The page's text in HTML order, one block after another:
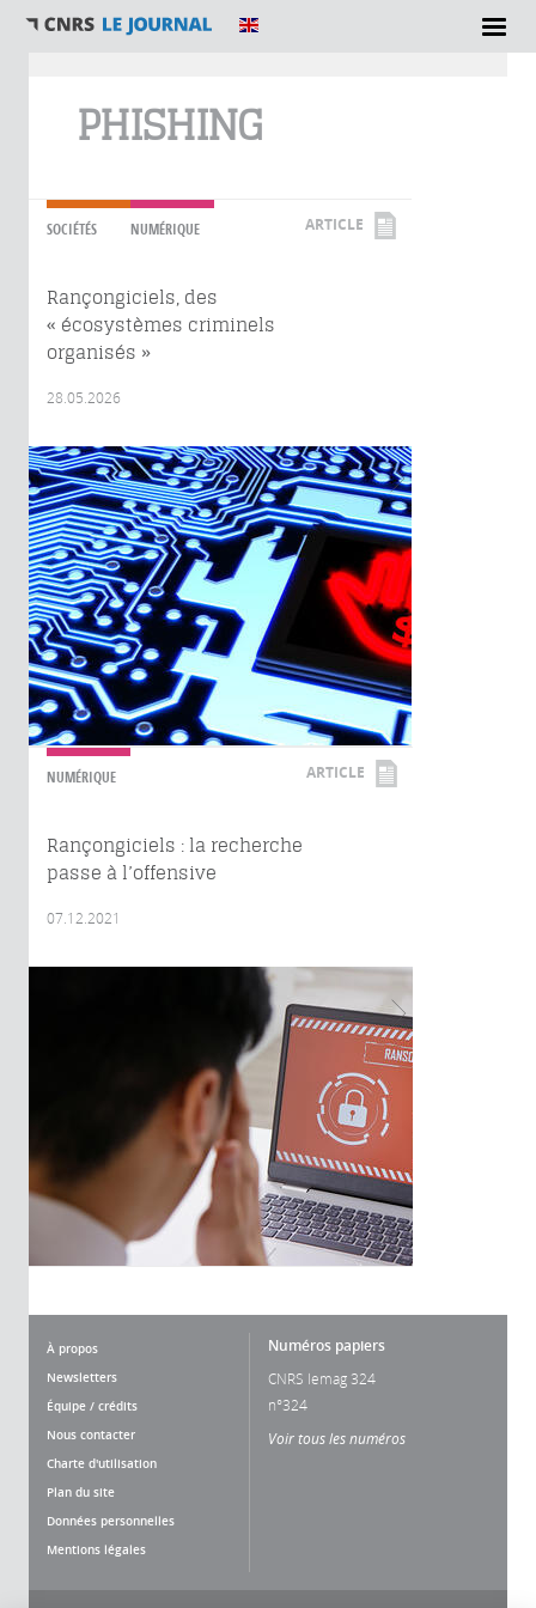
PHISHING
SOCIÉTÉS NUMÉRIQUE ARTICLE
Rançongiciels, des
« écosystèmes criminels
organisés »
28.05.2026
NUMÉRIQUE ARTICLE
Rançongiciels : la recherche
passe à l’offensive
07.12.2021
À propos
Newsletters
Équipe / crédits
Nous contacter
Charte d'utilisation
Plan du site
Données personnelles
Mentions légales
Numéros papiers
CNRS lemag 324
n°324
Voir tous les numéros